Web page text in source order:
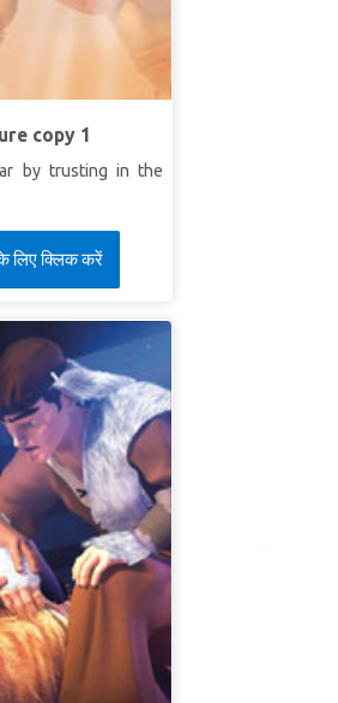
copy 1
by trusting in the
लिए क्लिक करें